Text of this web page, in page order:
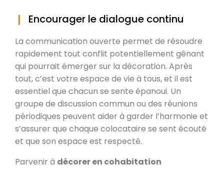
Encourager le dialogue continu
La communication ouverte permet de résoudre
rapidement tout conflit potentiellement gênant
qui pourrait émerger sur la décoration. Après
tout, c’est votre espace de vie à tous, et il est
essentiel que chacun se sente épanoui. Un
groupe de discussion commun ou des réunions
périodiques peuvent aider à garder l’harmonie et
s’assurer que chaque colocataire se sent écouté
et que son espace est respecté.
Parvenir à décorer en cohabitation